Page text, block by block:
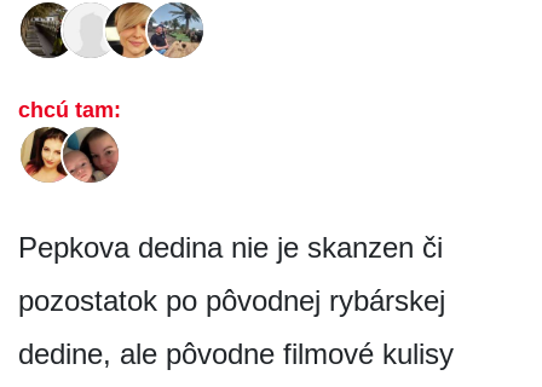
chcú tam:
Pepkova dedina nie je skanzen či
pozostatok po pôvodnej rybárskej
dedine, ale pôvodne filmové kulisy